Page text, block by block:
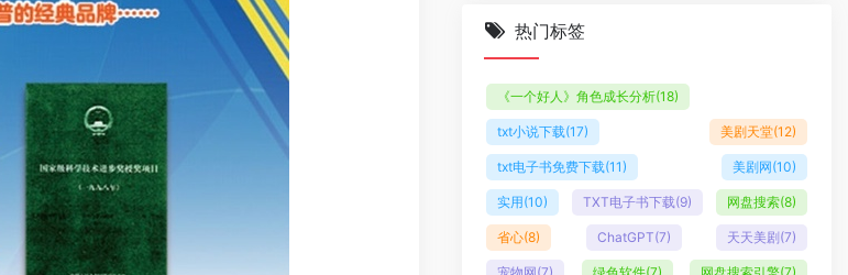
热门标签
《一个好人》角色成长分析(18)
txt小说下载(17) 美剧天堂(12)
txt电子书免费下载(11) 美剧网(10)
实用(10) TXT电子书下载(9) 网盘搜索(8)
省心(8) ChatGPT(7) 天天美剧(7)